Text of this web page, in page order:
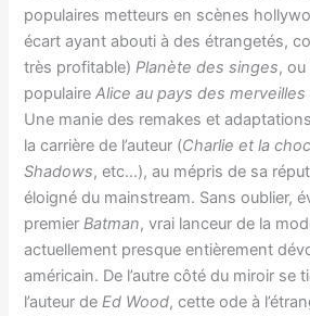
populaires metteurs en scènes
écart ayant abouti à des étrangetés,
très profitable)Planète des singes,
populaireAlice au pays des merveilles
Une manie des remakes et
la carrière de l’auteur (Charlie et la
Shadows, etc…), au mépris de sa
éloigné du mainstream. Sans oublier,
premierBatman, vrai lanceur de la
actuellement presque entièrement
américain. De l’autre côté du miroir se
l’auteur deEd Wood, cette ode à